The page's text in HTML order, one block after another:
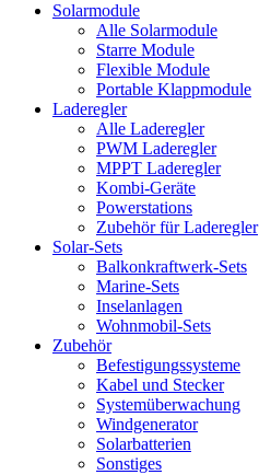
Solarmodule
Alle Solarmodule
Starre Module
Flexible Module
Portable Klappmodule
Laderegler
Alle Laderegler
PWM Laderegler
MPPT Laderegler
Kombi-Geräte
Powerstations
Zubehör für Laderegler
Solar-Sets
Balkonkraftwerk-Sets
Marine-Sets
Inselanlagen
Wohnmobil-Sets
Zubehör
Befestigungssysteme
Kabel und Stecker
Systemüberwachung
Windgenerator
Solarbatterien
Sonstiges